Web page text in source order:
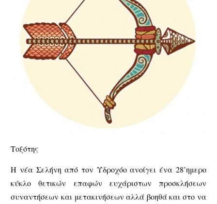
Τοξότης
Η νέα Σελήνη από τον Υδροχόο ανοίγει ένα 28’ημερο
κύκλο θετικών επαφών ευχάριστων προσκλήσεων
συναντήσεων και μετακινήσεων αλλά βοηθά και στο να